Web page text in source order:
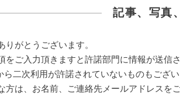
記事、写真
りがとうございます。
をご入力頂きますと許諾部門に情報が送信
ら二次利用が許諾されていないものもござ
方は、お名前、ご連絡先メールアドレスを